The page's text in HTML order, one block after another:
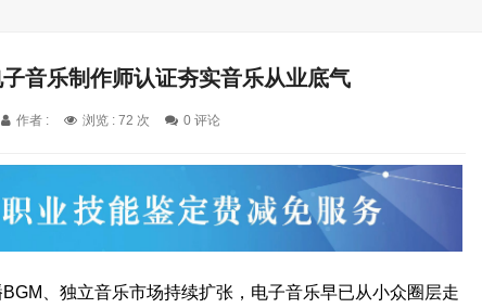
音乐制作师认证夯实音乐从业底气
作者 : 浏览 : 72 次 0 评论
BGM
、独立音乐市场持续扩张，电子音乐早已从小众圈层走